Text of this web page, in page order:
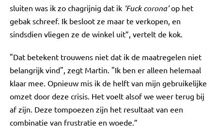
sluiten was ik zo chagrijnig dat ik ‘Fuck corona’op het
gebak schreef. Ik besloot ze maar te verkopen, en
sindsdien vliegen ze de winkel uit”, vertelt de kok.
"Dat betekent trouwens niet dat ik de maatregelen niet
belangrijk vind", zegt Martin. "Ik ben er alleen helemaal
klaar mee. Opnieuw mis ik de helft van mijn gebruikelijke
omzet door deze crisis. Het voelt alsof we weer terug bij
af zijn. Deze tompoezen zijn het resultaat van een
combinatie van frustratie en woede.”